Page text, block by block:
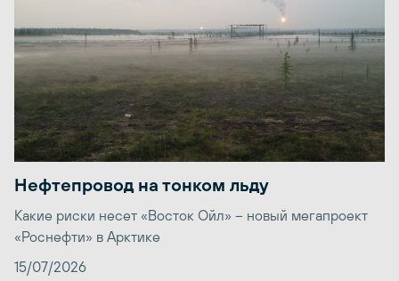
Нефтепровод на тонком льду
Какие риски несет «Восток Ойл» – новый мегапроект
«Роснефти» в Арктике
15/07/2026